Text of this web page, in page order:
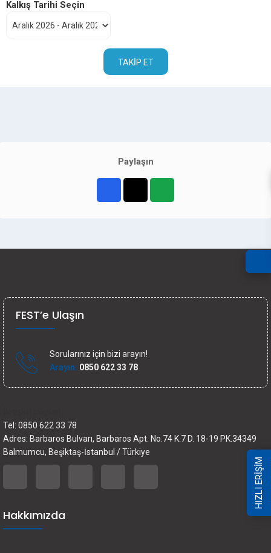
Kalkış Tarihi Seçin
TAKIP ET
Paylaşın
HIZLI ERİŞİM
FEST’e Ulaşın
Sorularınız için bizi arayın!
Arayın: 0850 622 33 78
Tel: 0850 622 33 78
Adres: Barbaros Bulvarı, Barbaros Apt. No.74 K.7 D. 18-19 PK.34349
Balmumcu, Beşiktaş-İstanbul / Türkiye
Hakkımızda